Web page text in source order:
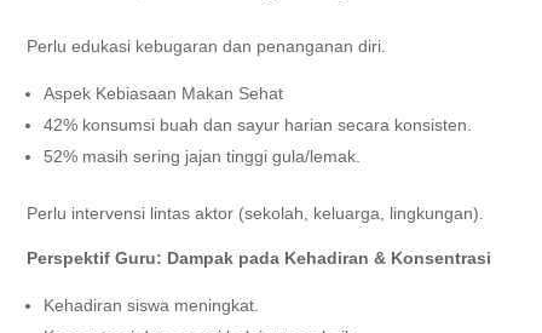
Perlu edukasi kebugaran dan penanganan diri.
Aspek Kebiasaan Makan Sehat
42% konsumsi buah dan sayur harian secara konsisten.
52% masih sering jajan tinggi gula/lemak.
Perlu intervensi lintas aktor (sekolah, keluarga, lingkungan).
Perspektif Guru: Dampak pada Kehadiran & Konsentrasi
Kehadiran siswa meningkat.